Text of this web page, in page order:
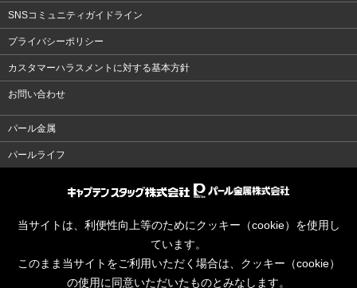
SNSコミュニティガイドライン
プライバシーポリシー
カスタマーハラスメントに対する基本方針
お問い合わせ
パール金属
パールライフ
当サイトは、利便性向上等のためにクッキー（cookie）を使用し
ています。
このまま当サイトをご利用いただく場合は、クッキー（cookie）
の使用に同意いただいたものとみなします。